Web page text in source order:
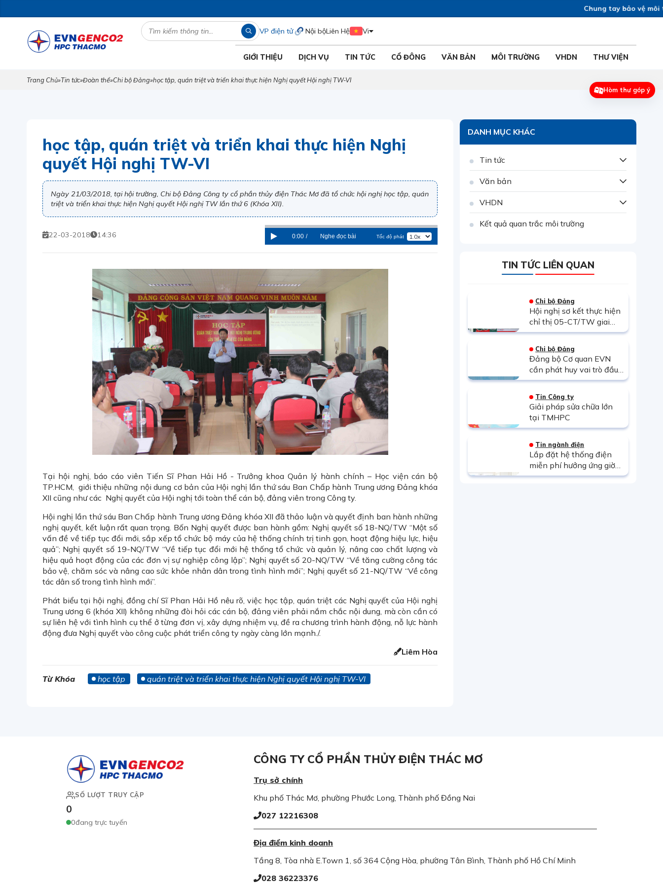
Chung tay bảo vệ môi
VP điện tử Nội bộLiên Hệ Vi
GIỚI THIỆU DỊCH VỤ TIN TỨC CỔ ĐÔNG VĂN BẢN MÔI TRƯỜNG VHDN THƯ VIỆN
Trang Chủ»Tin tức»Đoàn thể»Chi bộ Đảng»học tập, quán triệt và triển khai thực hiện Nghị quyết Hội nghị TW-VI
học tập, quán triệt và triển khai thực hiện Nghị
quyết Hội nghị TW-VI
Ngày 21/03/2018, tại hội trường, Chi bộ Đảng Công ty cổ phần thủy điện Thác Mơ đã tổ chức hội nghị học tập, quán
triệt và triển khai thực hiện Nghị quyết Hội nghị TW lần thứ 6 (Khóa XII).
22-03-2018 14:36 0:00 / Nghe đọc bài Tốc độ phát
Tại hội nghị, báo cáo viên Tiến Sĩ Phan Hải Hồ - Trưởng khoa Quản lý hành chính – Học viện cán bộ
TP.HCM, giới thiệu những nội dung cơ bản của Hội nghị lần thứ sáu Ban Chấp hành Trung ương Đảng khóa
XII cũng như các Nghị quyết của Hội nghị tới toàn thể cán bộ, đảng viên trong Công ty.
Hội nghị lần thứ sáu Ban Chấp hành Trung ương Đảng khóa XII đã thảo luận và quyết định ban hành những
nghị quyết, kết luận rất quan trọng. Bốn Nghị quyết được ban hành gồm: Nghị quyết số 18-NQ/TW “Một số
vấn đề về tiếp tục đổi mới, sắp xếp tổ chức bộ máy của hệ thống chính trị tinh gọn, hoạt động hiệu lực, hiệu
quả”; Nghị quyết số 19-NQ/TW “Về tiếp tục đổi mới hệ thống tổ chức và quản lý, nâng cao chất lượng và
hiệu quả hoạt động của các đơn vị sự nghiệp công lập”; Nghị quyết số 20-NQ/TW “Về tăng cường công tác
bảo vệ, chăm sóc và nâng cao sức khỏe nhân dân trong tình hình mới”; Nghị quyết số 21-NQ/TW “Về công
tác dân số trong tình hình mới”.
Phát biểu tại hội nghị, đồng chí Sĩ Phan Hải Hồ nêu rõ, việc học tập, quán triệt các Nghị quyết của Hội nghị
Trung ương 6 (khóa XII) không những đòi hỏi các cán bộ, đảng viên phải nắm chắc nội dung, mà còn cần có
sự liên hệ với tình hình cụ thể ở từng đơn vị, xây dựng nhiệm vụ, đề ra chương trình hành động, nỗ lực hành
động đưa Nghị quyết vào công cuộc phát triển công ty ngày càng lớn mạnh./.
Liêm Hòa
Từ Khóa học tập quán triệt và triển khai thực hiện Nghị quyết Hội nghị TW-VI
DANH MỤC KHÁC
Tin tức
Văn bản
VHDN
Kết quả quan trắc môi trường
TIN TỨC LIÊN QUAN
Chi bộ Đảng
Hội nghị sơ kết thực hiện
chỉ thị 05-CT/TW giai
đoạn 5/2017-5/2018 và
hình tiên tiến
Chi bộ Đảng
Đảng bộ Cơ quan EVN
cần phát huy vai trò đầu
não trong Tập đoàn
Tin Công ty
Giải pháp sửa chữa lớn
tại TMHPC
Tin ngành điện
Lắp đặt hệ thống điện
miễn phí hưởng ứng giờ
trái đất
SỐ LƯỢT TRUY CẬP
0
0đang trực tuyến
CÔNG TY CỔ PHẦN THỦY ĐIỆN THÁC MƠ
Trụ sở chính
Khu phố Thác Mơ, phường Phước Long, Thành phố Đồng Nai
027 12216308
Địa điểm kinh doanh
Tầng 8, Tòa nhà E.Town 1, số 364 Cộng Hòa, phường Tân Bình, Thành phố Hồ Chí Minh
028 36223376
Hòm thư góp ý